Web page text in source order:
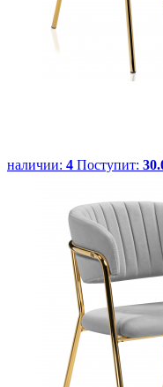
наличии: 4 Поступит: